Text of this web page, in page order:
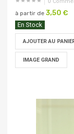
à partir de 3,50 €
En Stock
AJOUTER AU
IMAGE GRAND